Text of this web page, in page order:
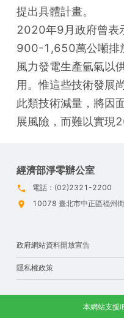
提出具體計畫。
2020年9月政府曾表
900-1,650萬公噸排
風力發電生產氫氣以
用。惟這些技術發展
此類技術減量，將因
展風險，而難以實現
經濟部淨零辦公室
電話：(02)2321-2200
10078 臺北市中正區福州
政府網站資料開放宣告
隱私權政策
本網站支援